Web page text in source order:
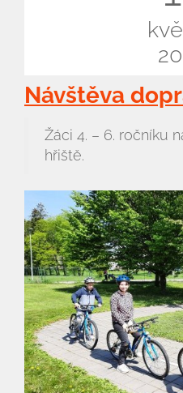
Návštěva
Žáci 4. – 6. ročníku
hřiště.